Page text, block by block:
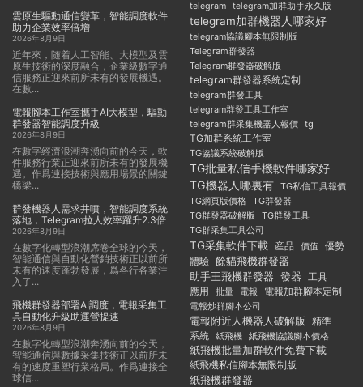
雲原生驅動通信變革，智能調度軟件
助力企業效率倍增
2026年8月9日
近年來，随着人工智能、大模型及雲
原生技術的深度融合，企業級數字通
信服務正迎來前所未有的發展機遇。
在數...
電報腳本工作室攜手AI大模型，驅動
群發器智能調度升級
2026年8月9日
在數字經濟浪潮奔湧向前的今天，軟
件服務行業正迎來前所未有的發展機
遇。作爲連接技術與應用場景的關鍵
橋梁...
群發機器人需求井噴，智能調度系統
落地，Telegram拉人效率躍升2.3倍
2026年8月9日
在數字化轉型浪潮席卷全球的今天，
智能通信與自動化營銷技術正以前所
未有的速度蓬勃發展，爲各行各業注
入了...
飛機群發器部署AI調度，電報采集工
具自動化升級助運營提速
2026年8月9日
在數字化轉型浪潮奔湧向前的今天，
智能通信與數據采集技術正以前所未
有的速度重塑行業格局。作爲連接全
球信...
telegram telegram加群助手永久版
telegram加群機器人哪家好
telegram協議腳本無限制版
Telegram群發器
Telegram群發器破解版
telegram群發器系統定制
telegram群發工具
telegram群發工具工作室
telegram群采集機器人報價 tg
TG加群系統工作室
TG協議系統破解版
TG批量私信手機軟件哪家好
TG機器人哪裏有 TG私信工具報價
TG網頁版價格
TG群發器
TG群發器破解版
TG群發工具
TG群采集工具公司
TG采集軟件下載 産品 價值 優勢
體驗 餘貓飛機群發器
助手王飛機群發器 發器 工具
應用
批量 電報 電報加群腳本定制
電報炒群腳本公司
電報附近人機器人破解版 精準
系統 紙飛機 紙飛機協議腳本價格
紙飛機批量加群軟件免費下載
紙飛機私信腳本無限制版
紙飛機群發器